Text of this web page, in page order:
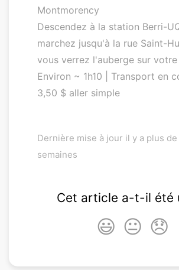
Montmorency
Descendez à la station Berri-
marchez jusqu'à la rue Saint-
vous verrez l'auberge sur
Environ ~ 1h10 | Transport en
3,50 $ aller simple
Dernière mise à jour il y a plus de
semaines
Cet article a-t-il été
😃 😐 😞